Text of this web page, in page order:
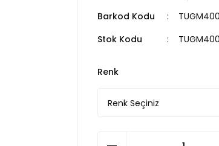
Barkod Kodu
Stok Kodu
Renk